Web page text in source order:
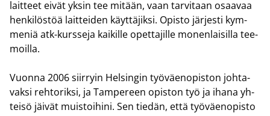
lait­teet eivät yksin tee mi­tään, vaan tar­vi­taan osaa­vaa
hen­ki­lös­töä lait­tei­den käyt­tä­jik­si. Opis­to jär­jes­ti kym­
me­niä atk-​kursseja kai­kil­le opet­ta­jil­le mo­nen­lai­sil­la tee­
moil­la.
Vuon­na 2006 siir­ryin Hel­sin­gin työ­väen­opis­ton joh­ta­
vak­si reh­to­rik­si, ja Tam­pe­reen opis­ton työ ja ihana yh­
tei­sö jäi­vät muis­toi­hi­ni. Sen tie­dän, että työ­väen­opis­to